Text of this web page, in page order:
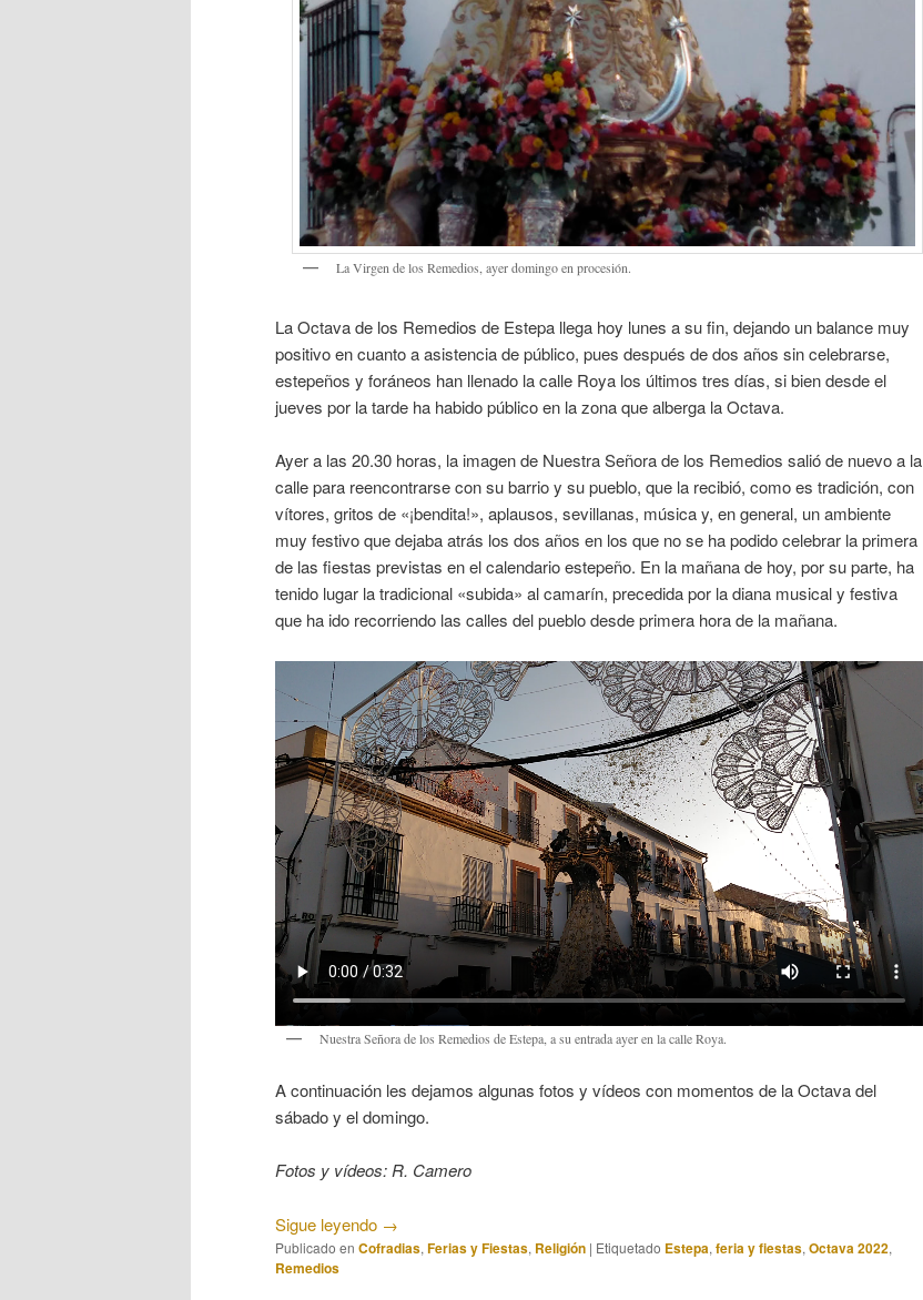
La Virgen de los Remedios, ayer domingo en procesión.
La Octava de los Remedios de Estepa llega hoy lunes a su fin, dejando un balance muy
positivo en cuanto a asistencia de público, pues después de dos años sin celebrarse,
estepeños y foráneos han llenado la calle Roya los últimos tres días, si bien desde el
jueves por la tarde ha habido público en la zona que alberga la Octava.
Ayer a las 20.30 horas, la imagen de Nuestra Señora de los Remedios salió de nuevo a la
calle para reencontrarse con su barrio y su pueblo, que la recibió, como es tradición, con
vítores, gritos de «¡bendita!», aplausos, sevillanas, música y, en general, un ambiente
muy festivo que dejaba atrás los dos años en los que no se ha podido celebrar la primera
de las fiestas previstas en el calendario estepeño. En la mañana de hoy, por su parte, ha
tenido lugar la tradicional «subida» al camarín, precedida por la diana musical y festiva
que ha ido recorriendo las calles del pueblo desde primera hora de la mañana.
Nuestra Señora de los Remedios de Estepa, a su entrada ayer en la calle Roya.
A continuación les dejamos algunas fotos y vídeos con momentos de la Octava del
sábado y el domingo.
Fotos y vídeos: R. Camero
Sigue leyendo →
Publicado en Cofradias, Ferias y Fiestas, Religión | Etiquetado Estepa, feria y fiestas, Octava 2022,
Remedios